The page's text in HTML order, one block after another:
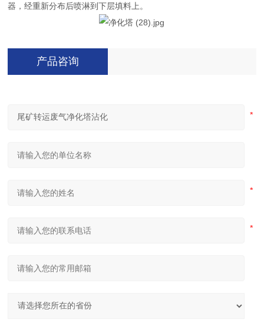
器，经重新分布后喷淋到下层填料上。
产品咨询